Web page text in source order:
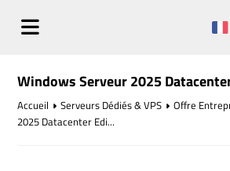
Windows Serveur 2025
Accueil Serveurs Dédiés & VPS Offre
2025 Datacenter Edi...